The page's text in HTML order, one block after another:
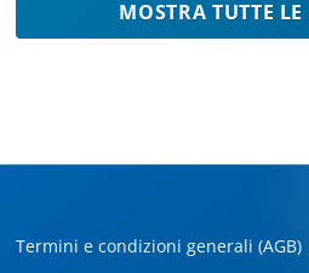
MOSTRA TUTTE LE
Termini e condizioni generali (AGB)